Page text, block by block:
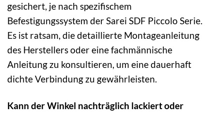
gesichert, je nach spezifischem
Befestigungssystem der Sarei SDF Piccolo Serie.
Es ist ratsam, die detaillierte Montageanleitung
des Herstellers oder eine fachmännische
Anleitung zu konsultieren, um eine dauerhaft
dichte Verbindung zu gewährleisten.
Kann der Winkel nachträglich lackiert oder